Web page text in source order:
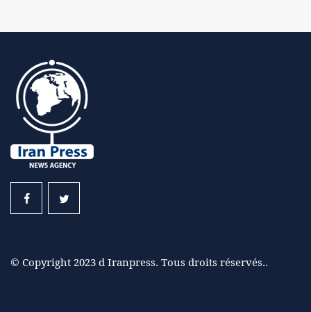
© Copyright 2023 d Iranpress. Tous droits réservés..